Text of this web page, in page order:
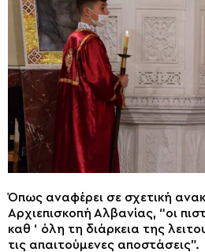
Όπως αναφέρει σε σχετική
Αρχιεπισκοπή Αλβανίας, “οι
καθ ‘ όλη τη διάρκεια της
τις απαιτούμενες